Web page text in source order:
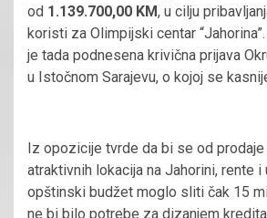
od 1.139.700,00 KM, u cilju
koristi za Olimpijski centar
je tada podnesena krivična prijava
u Istočnom Sarajevu, o kojoj se
Iz opozicije tvrde da bi se od
atraktivnih lokacija na Jahorini, rente i
opštinski budžet moglo sliti čak 15
ne bi bilo potrebe za dizanjem